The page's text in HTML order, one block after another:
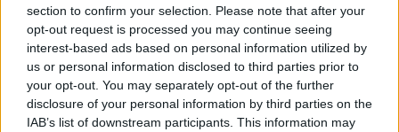
section to confirm your selection. Please note that after your
opt-out request is processed you may continue seeing
interest-based ads based on personal information utilized by
us or personal information disclosed to third parties prior to
your opt-out. You may separately opt-out of the further
disclosure of your personal information by third parties on the
IAB’s list of downstream participants. This information may